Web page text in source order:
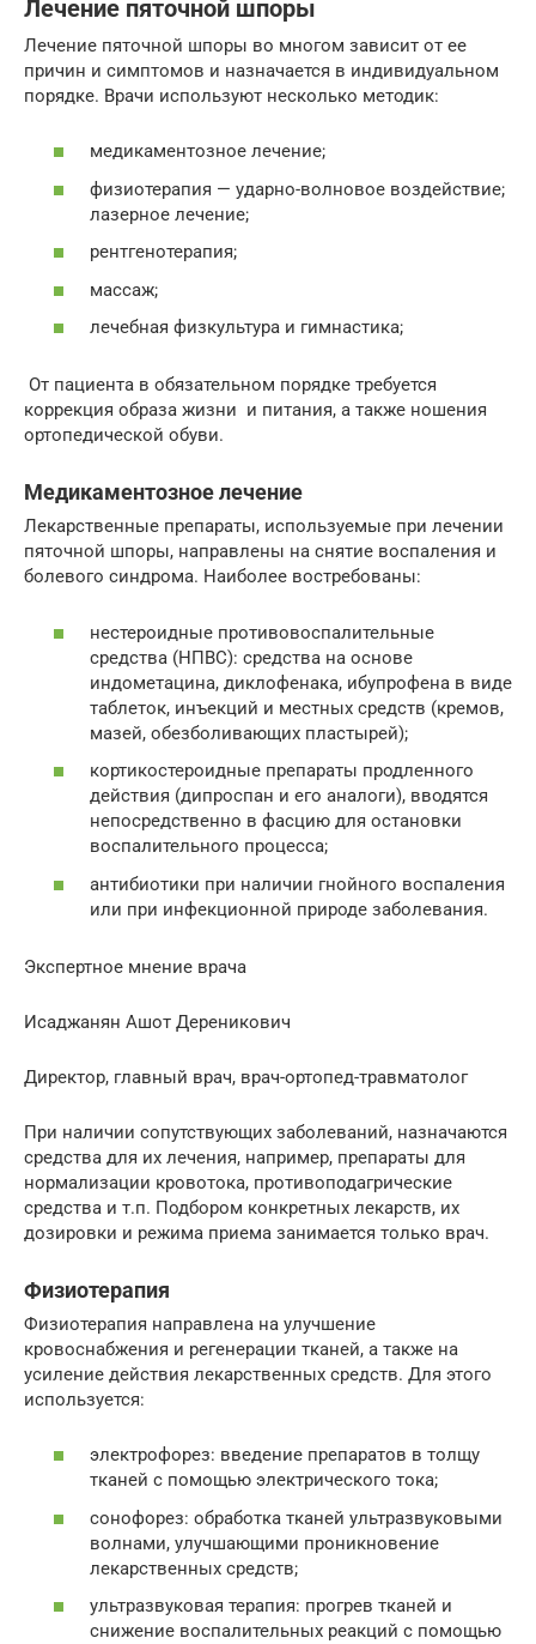
Лечение пяточной шпоры
Лечение пяточной шпоры во многом зависит от ее
причин и симптомов и назначается в индивидуальном
порядке. Врачи используют несколько методик:
медикаментозное лечение;
физиотерапия — ударно-волновое воздействие;
лазерное лечение;
рентгенотерапия;
массаж;
лечебная физкультура и гимнастика;
От пациента в обязательном порядке требуется
коррекция образа жизни и питания, а также ношения
ортопедической обуви.
Медикаментозное лечение
Лекарственные препараты, используемые при лечении
пяточной шпоры, направлены на снятие воспаления и
болевого синдрома. Наиболее востребованы:
нестероидные противовоспалительные
средства (НПВС): средства на основе
индометацина, диклофенака, ибупрофена в виде
таблеток, инъекций и местных средств (кремов,
мазей, обезболивающих пластырей);
кортикостероидные препараты продленного
действия (дипроспан и его аналоги), вводятся
непосредственно в фасцию для остановки
воспалительного процесса;
антибиотики при наличии гнойного воспаления
или при инфекционной природе заболевания.
Экспертное мнение врача
Исаджанян Ашот Дереникович
Директор, главный врач, врач-ортопед-травматолог
При наличии сопутствующих заболеваний, назначаются
средства для их лечения, например, препараты для
нормализации кровотока, противоподагрические
средства и т.п. Подбором конкретных лекарств, их
дозировки и режима приема занимается только врач.
Физиотерапия
Физиотерапия направлена на улучшение
кровоснабжения и регенерации тканей, а также на
усиление действия лекарственных средств. Для этого
используется:
электрофорез: введение препаратов в толщу
тканей с помощью электрического тока;
сонофорез: обработка тканей ультразвуковыми
волнами, улучшающими проникновение
лекарственных средств;
ультразвуковая терапия: прогрев тканей и
снижение воспалительных реакций с помощью